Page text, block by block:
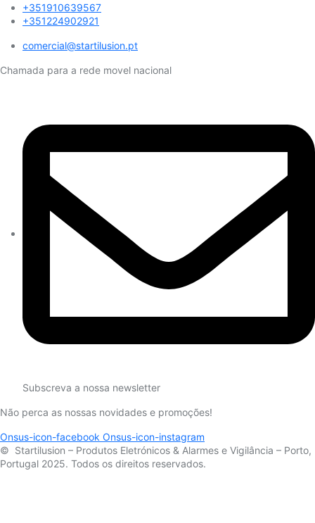
+351910639567
+351224902921
comercial@startilusion.pt​
Chamada para a rede movel nacional
Subscreva a nossa newsletter
Não perca as nossas novidades e promoções!
Onsus-icon-facebook Onsus-icon-instagram
© Startilusion – Produtos Eletrónicos & Alarmes e Vigilância – Porto,
Portugal 2025. Todos os direitos reservados.